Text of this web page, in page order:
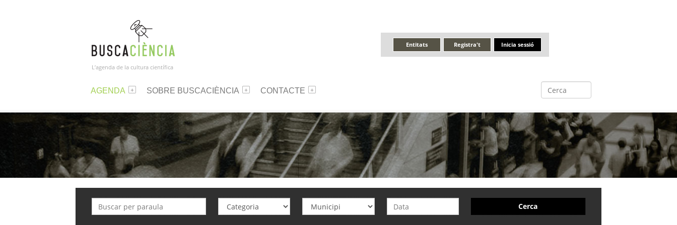
L’agenda de la cultura científica
Inicia sessió
Registra't
Entitats
AGENDA SOBRE BUSCACIÈNCIA CONTACTE
Cerca